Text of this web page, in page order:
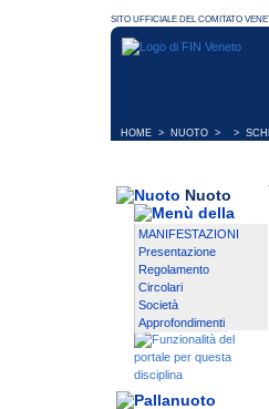
HOME > NUOTO > >
Nuoto
MANIFESTAZIONI
Presentazione
Regolamento
Circolari
Società
Approfondimenti